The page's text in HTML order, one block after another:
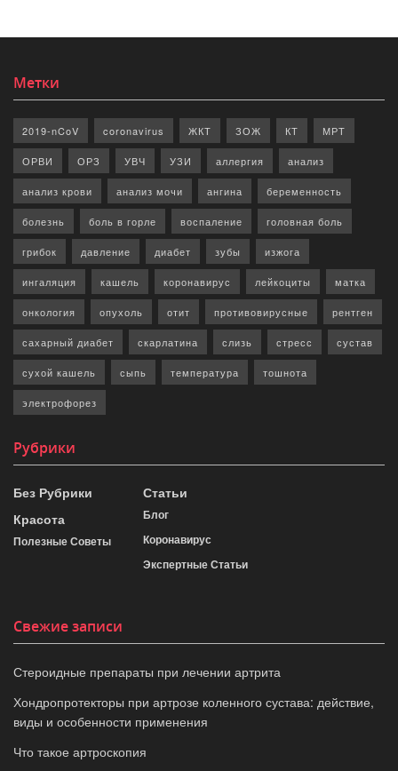
Метки
2019-nCoV coronavirus ЖКТ ЗОЖ КТ МРТ
ОРВИ ОРЗ УВЧ УЗИ аллергия анализ
анализ крови анализ мочи ангина беременность
болезнь боль в горле воспаление головная боль
грибок давление диабет зубы изжога
ингаляция кашель коронавирус лейкоциты матка
онкология опухоль отит противовирусные рентген
сахарный диабет скарлатина слизь стресс сустав
сухой кашель сыпь температура тошнота
электрофорез
Рубрики
Без Рубрики
Красота
Полезные Советы
Статьи
Блог
Коронавирус
Экспертные Статьи
Свежие записи
Стероидные препараты при лечении артрита
Хондропротекторы при артрозе коленного сустава: действие,
виды и особенности применения
Что такое артроскопия